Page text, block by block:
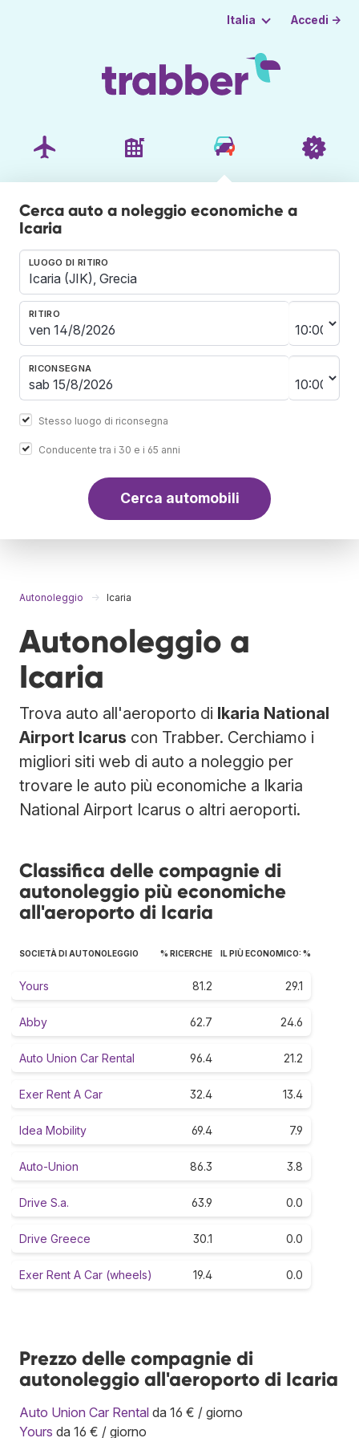
Italia Accedi →
Cerca auto a noleggio economiche a
Icaria
LUOGO DI RITIRO
RITIRO
RICONSEGNA
Stesso luogo di riconsegna
Conducente tra i 30 e i 65 anni
Cerca automobili
Autonoleggio Icaria
Autonoleggio a
Icaria
Trova auto all'aeroporto di Ikaria National
Airport Icarus con Trabber. Cerchiamo i
migliori siti web di auto a noleggio per
trovare le auto più economiche a Ikaria
National Airport Icarus o altri aeroporti.
Classifica delle compagnie di
autonoleggio più economiche
all'aeroporto di Icaria
SOCIETÀ DI AUTONOLEGGIO % RICERCHE IL PIÙ ECONOMICO: %
Yours 81.2 29.1
Abby 62.7 24.6
Auto Union Car Rental 96.4 21.2
Exer Rent A Car 32.4 13.4
Idea Mobility 69.4 7.9
Auto-Union 86.3 3.8
Drive S.a. 63.9 0.0
Drive Greece 30.1 0.0
Exer Rent A Car (wheels) 19.4 0.0
Prezzo delle compagnie di
autonoleggio all'aeroporto di Icaria
Auto Union Car Rental da 16 € / giorno
Yours da 16 € / giorno